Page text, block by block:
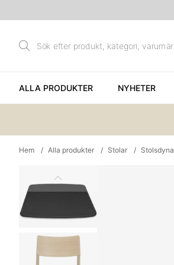
ALLA PRODUKTER NYHETER
Hem Alla produkter Stolar Stolsdyna